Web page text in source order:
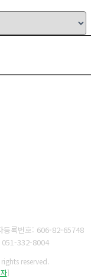
등록번호: 606-82-65748
051-332-8004
reserved.
]